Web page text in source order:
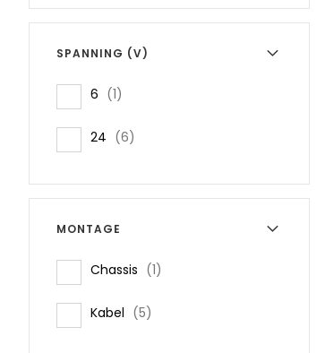
SPANNING (V)
6 1item
24 6items
MONTAGE
Chassis 1item
Kabel 5items